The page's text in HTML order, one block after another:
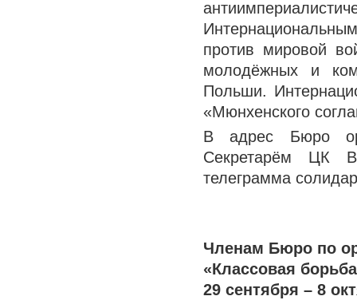
против мировой
молодёжных и
Польши.
«Мюнхенского
В адрес Бюро
Секретарём ЦК
телеграмма
Членам Бюро по
«Классовая
29 сентября – 8